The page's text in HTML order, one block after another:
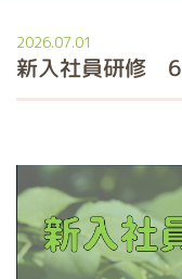
2026.07.01
新入社員研修